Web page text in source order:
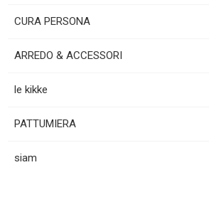
CURA PERSONA
ARREDO & ACCESSORI
le kikke
PATTUMIERA
siam